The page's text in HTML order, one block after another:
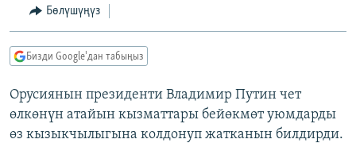
МАДАНИЯТ
ТВ ПРОГРАММАЛАР
ЭКСПЕРТТЕР ТАЛДАЙТ
БИЗ ЖАНА ДҮЙНӨ
ДАНИСТЕ
ӨЗГӨЧӨ ПИКИР
Русский
Бөлүшүңүз
Бизди Google'дан табыңыз
Орусиянын президенти Владимир Путин чет
өлкөнүн атайын кызматтары бейөкмөт уюмдарды
өз кызыкчылыгына колдонуп жатканын билдирди.